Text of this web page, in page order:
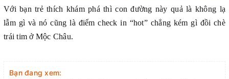
Với bạn trẻ thích khám phá thì con đường này quả là không lạ
lẫm gì và nó cũng là điểm check in “hot” chẳng kém gì đồi chè
trái tim ở Mộc Châu.
Bạn đang xem: